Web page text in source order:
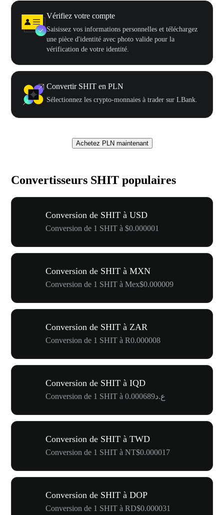
Vérifiez votre compte
Saisissez vos informations personnelles et téléchargez
une pièce d'identité avec photo valide pour la
vérification de votre identité.
Convertir SHIT en PLN
Sélectionnez les crypto-monnaies à trader sur LBank.
Achetez PLN maintenant
Convertisseurs SHIT populaires
Conversion de SHIT à USD
Conversion de 1 SHIT à $0.000001
Conversion de SHIT à MXN
Conversion de 1 SHIT à Mex$0.000009
Conversion de SHIT à ZAR
Conversion de 1 SHIT à R0.000008
Conversion de SHIT à IQD
Conversion de 1 SHIT à ع.د0.000689
Conversion de SHIT à TWD
Conversion de 1 SHIT à NT$0.000017
Conversion de SHIT à DOP
Conversion de 1 SHIT à RD$0.000031